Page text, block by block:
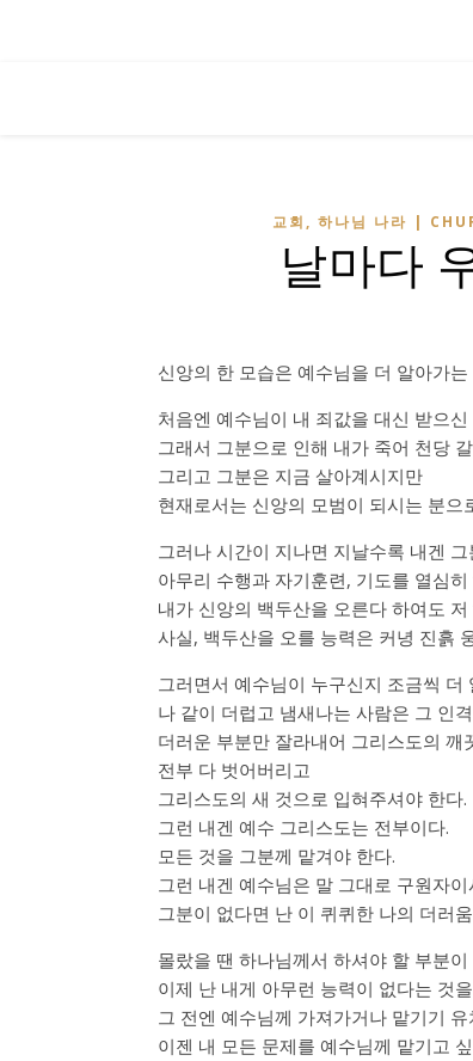
교회, 하나님 나라 |
날마다
신앙의 한 모습은 예수님을 더 알아가는
처음엔 예수님이 내 죄값을 대신 받으신
그래서 그분으로 인해 내가 죽어 천당
그리고 그분은 지금 살아계시지만
현재로서는 신앙의 모범이 되시는 분으
그러나 시간이 지나면 지날수록 내겐
아무리 수행과 자기훈련, 기도를 열심
내가 신앙의 백두산을 오른다 하여도
사실, 백두산을 오를 능력은 커녕 진흙
그러면서 예수님이 누구신지 조금씩 더
나 같이 더럽고 냄새나는 사람은 그 인
더러운 부분만 잘라내어 그리스도의 깨
전부 다 벗어버리고
그리스도의 새 것으로 입혀주셔야 한다.
그런 내겐 예수 그리스도는 전부이다.
모든 것을 그분께 맡겨야 한다.
그런 내겐 예수님은 말 그대로 구원자이
그분이 없다면 난 이 퀴퀴한 나의 더러
몰랐을 땐 하나님께서 하셔야 할 부분
이제 난 내게 아무런 능력이 없다는 것
그 전엔 예수님께 가져가거나 맡기기
이젠 내 모든 문제를 예수님께 맡기고